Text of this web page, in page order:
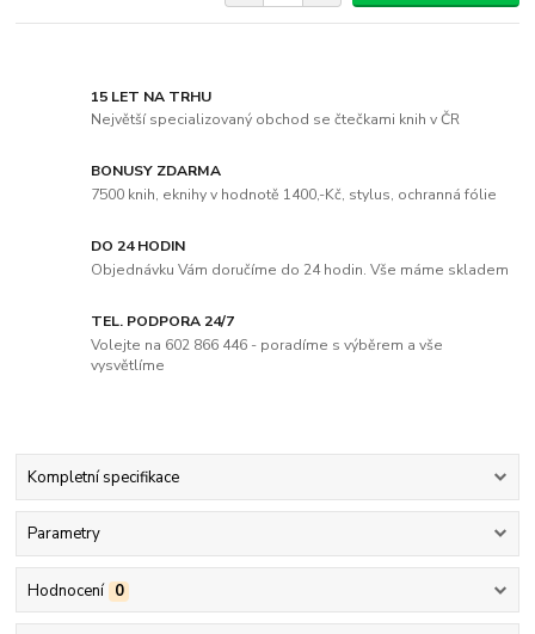
15 LET NA TRHU
Největší specializovaný obchod se čtečkami knih v ČR
BONUSY ZDARMA
7500 knih, eknihy v hodnotě 1400,-Kč, stylus, ochranná fólie
DO 24 HODIN
Objednávku Vám doručíme do 24 hodin. Vše máme skladem
TEL. PODPORA 24/7
Volejte na 602 866 446 - poradíme s výběrem a vše
vysvětlíme
Kompletní specifikace
Parametry
Hodnocení 0